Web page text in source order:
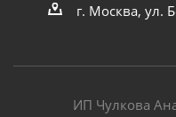
г. Москва, ул.
ИП Чулкова